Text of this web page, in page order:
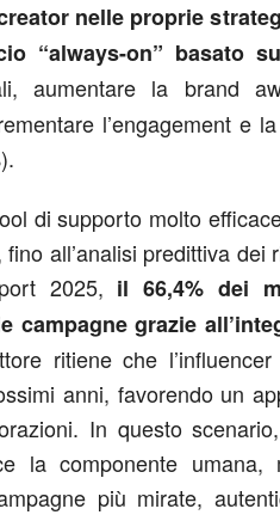
nelle proprie
“always-on” basato
aumentare la brand
l’engagement e
di supporto molto
all’analisi predittiva dei
2025, il 66,4% dei
grazie
ritiene che
anni, favorendo un
In questo
la componente
più mirate,